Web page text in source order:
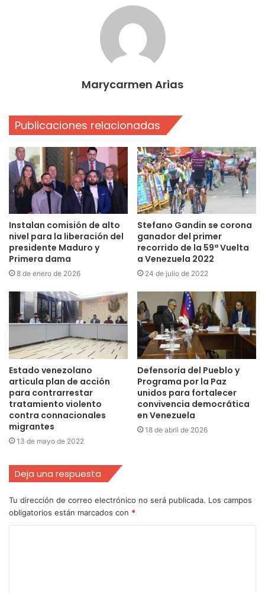
Marycarmen Arias
Publicaciones relacionadas
Instalan comisión de alto
nivel para la liberación del
presidente Maduro y
Primera dama
8 de enero de 2026
Stefano Gandin se corona
ganador del primer
recorrido de la 59ª Vuelta
a Venezuela 2022
24 de julio de 2022
Estado venezolano
articula plan de acción
para contrarrestar
tratamiento violento
contra connacionales
migrantes
13 de mayo de 2022
Defensoría del Pueblo y
Programa por la Paz
unidos para fortalecer
convivencia democrática
en Venezuela
18 de abril de 2026
Deja una respuesta
Tu dirección de correo electrónico no será publicada. Los campos
obligatorios están marcados con *